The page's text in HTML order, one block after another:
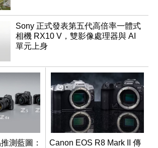
Sony 正式發表第五代高倍率一體式
相機 RX10 V，雙影像處理器與 AI
單元上身
測藍圖：
Canon EOS R8 Mark II 傳